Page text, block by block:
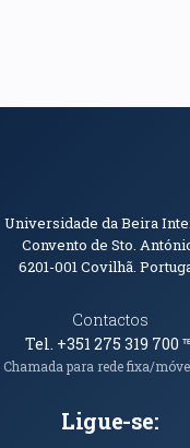
de
Universidade da Beira
Convento de Sto.
6201-001Covilhã.
Contactos
Tel. +351 275 319 700
para rede fixa/
Ligue-se: